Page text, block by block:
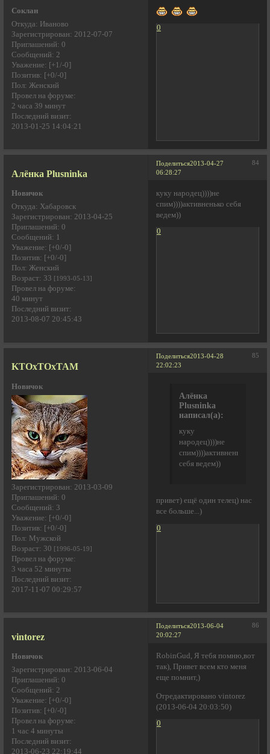
Соклан
Откуда: Иваново
Зарегистрирован: 2012-07-07
Приглашений: 0
Сообщений: 2
Уважение: [+1/-0]
Позитив: [+0/-0]
Пол: Женский
Провел на форуме:
2 часа 39 минут
Последний визит:
2013-01-25 14:04:21
0
Поделиться 84
2013-04-27
06:28:27
Алёнка Plusninka
Новичок
Откуда: Хабаровск
Зарегистрирован: 2013-04-25
Приглашений: 0
Сообщений: 1
Уважение: [+0/-0]
Позитив: [+0/-0]
Пол: Женский
Возраст: 33 [1993-05-13]
Провел на форуме:
40 минут
Последний визит:
2013-08-07 20:45:43
куку народец))))не
спим))))активненько себя
ведем))
0
Поделиться 85
2013-04-28
22:02:23
KTOxTOxTAM
Новичок
Зарегистрирован: 2013-03-09
Приглашений: 0
Сообщений: 3
Уважение: [+0/-0]
Позитив: [+0/-0]
Пол: Мужской
Возраст: 30 [1996-05-19]
Провел на форуме:
3 часа 52 минуты
Последний визит:
2017-11-07 00:29:57
Алёнка
Plusninka
написал(а):
куку
народец))))не
спим))))активненько
себя ведем))
привет) ещё один телец) нас
все больше...)
0
Поделиться 86
2013-06-04
20:02:27
vintorez
Новичок
Зарегистрирован: 2013-06-04
Приглашений: 0
Сообщений: 2
Уважение: [+0/-0]
Позитив: [+0/-0]
Провел на форуме:
1 час 4 минуты
Последний визит:
2013-06-23 22:19:44
RobinGud, Я тебя помню,вот
так), Привет всем кто меня
еще помнит,)
Отредактировано vintorez
(2013-06-04 20:03:50)
0